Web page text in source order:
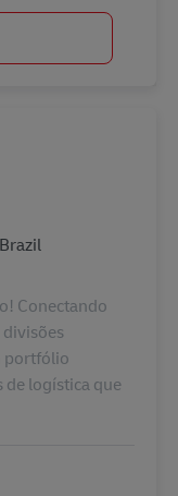
Conectando
portfólio
de logística que